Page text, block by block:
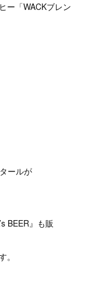
ー「WACKブレン
ールが
BEER』も販
。